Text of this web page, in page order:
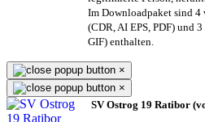
Im Downloadpaket sind 4
(CDR, AI EPS, PDF) und
GIF) enthalten.
×
×
SV Ostrog 19 Ratibor